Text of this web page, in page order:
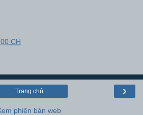
CH
›
Trang chủ
phiên bản web